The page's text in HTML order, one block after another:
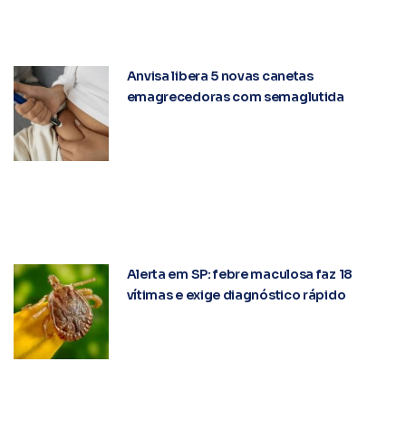
Anvisa libera 5 novas canetas
emagrecedoras com semaglutida
Alerta em SP: febre maculosa faz 18
vítimas e exige diagnóstico rápido